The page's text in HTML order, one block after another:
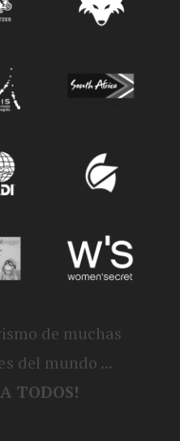
de muchas
del mundo ...
TODOS!